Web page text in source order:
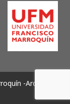
-Archivos